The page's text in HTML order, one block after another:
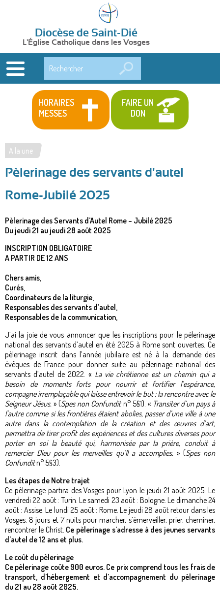
Diocèse de Saint-Dié
L'Église Catholique dans les Vosges
HORAIRES
MESSES
FAIRE UN
DON
Vous
êtes
ici
A la une
Pèlerinage des servants d'autel
Rome-Jubilé 2025
Pèlerinage des Servants d’Autel Rome – Jubilé 2025
Du jeudi 21 au jeudi 28 août 2025
INSCRIPTION OBLIGATOIRE
A PARTIR DE 12 ANS
Chers amis,
Curés,
Coordinateurs de la liturgie,
Responsables des servants d’autel,
Responsables de la communication,
J’ai la joie de vous annoncer que les inscriptions pour le pèlerinage
national des servants d’autel en été 2025 à Rome sont ouvertes. Ce
pèlerinage inscrit dans l’année jubilaire est né à la demande des
évêques de France pour donner suite au pèlerinage national des
servants d’autel de 2022. « La vie chrétienne est un chemin qui a
besoin de moments forts pour nourrir et fortifier l’espérance,
compagne irremplaçable qui laisse entrevoir le but : la rencontre avec le
Seigneur Jésus. » (Spes non Confunditn° 5§1). « Transiter d’un pays à
l’autre comme si les frontières étaient abolies, passer d’une ville à une
autre dans la contemplation de la création et des œuvres d’art,
permettra de tirer profit des expériences et des cultures diverses pour
porter en soi la beauté qui, harmonisée par la prière, conduit à
remercier Dieu pour les merveilles qu’Il a accomplies.» (Spes non
Confunditn° 5§3).
Les étapes de Notre trajet
Ce pèlerinage partira des Vosges pour Lyon le jeudi 21 août 2025. Le
vendredi 22 août : Turin. Le samedi 23 août : Bologne. Le dimanche 24
août : Assise. Le lundi 25 août : Rome. Le jeudi 28 août retour dans les
Vosges. 8 jours et 7 nuits pour marcher, s’émerveiller, prier, cheminer,
rencontrer le Christ. Ce pèlerinage s’adresse à des jeunes servants
d’autel de 12 ans et plus.
Le coût du pèlerinage
Ce pèlerinage coûte 900 euros. Ce prix comprend tous les frais de
transport, d’hébergement et d’accompagnement du pèlerinage
du 21 au 28 août 2025.